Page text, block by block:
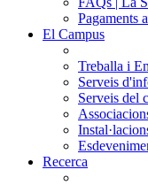
Pagaments
El Campus
Treballa i
Serveis
Serveis del
Recerca